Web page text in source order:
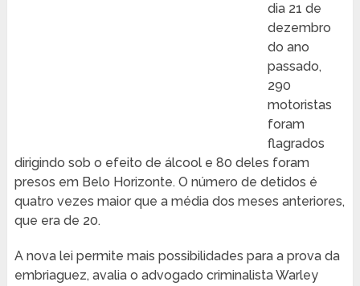
dia 21 de
dezembro
do ano
passado,
290
motoristas
foram
flagrados
dirigindo sob o efeito de álcool e 80 deles foram
presos em Belo Horizonte. O número de detidos é
quatro vezes maior que a média dos meses anteriores,
que era de 20.
A nova lei permite mais possibilidades para a prova da
embriaguez, avalia o advogado criminalista Warley